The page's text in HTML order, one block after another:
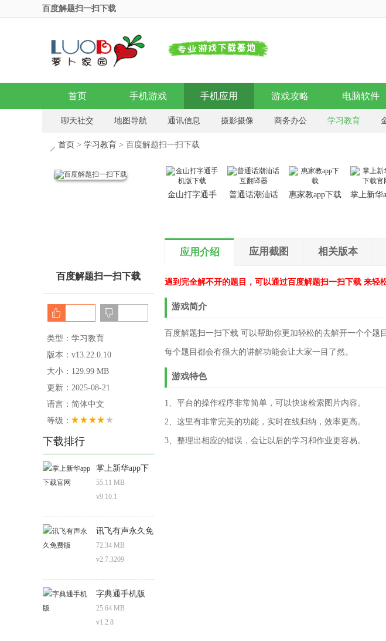
百度解题扫一扫下载
首页 手机游戏 手机应用 游戏攻略 电脑软件
聊天社交 地图导航 通讯信息 摄影摄像 商务办公 学习教育
影音播放 安全加密 浏览器
首页 > 学习教育 > 百度解题扫一扫下载
百度解题扫一扫下载
类型：学习教育
版本：v13.22.0.10
大小：129.99 MB
更新：2025-08-21
语言：简体中文
等级：
下载排行
掌上新华app下
载官网
55.11 MB
v9.10.1
讯飞有声永久免
费版
72.34 MB
v2.7.3209
字典通手机版
25.64 MB
v1.2.8
金山打字通手
普通话潮汕话
惠家教app下载
掌上新华
应用介绍 应用截图 相关版本
遇到完全解不开的题目，可以通过百度解题扫一扫下载 来轻
游戏简介
百度解题扫一扫下载 可以帮助你更加轻松的去解开一个个题
每个题目都会有很大的讲解功能会让大家一目了然。
游戏特色
1、平台的操作程序非常简单，可以快速检索图片内容。
2、这里有非常完美的功能，实时在线归纳，效率更高。
3、整理出相应的错误，会让以后的学习和作业更容易。